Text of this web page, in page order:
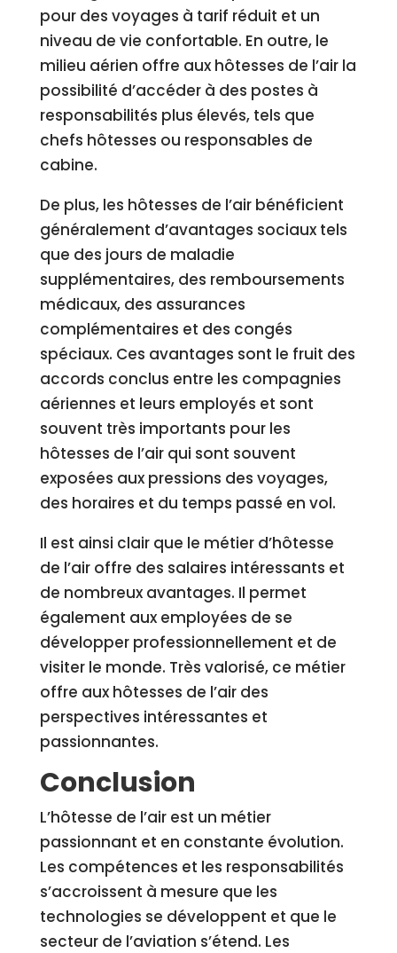
pour des voyages à tarif réduit et un
niveau de vie confortable. En outre, le
milieu aérien offre aux hôtesses de l’air la
possibilité d’accéder à des postes à
responsabilités plus élevés, tels que
chefs hôtesses ou responsables de
cabine.
De plus, les hôtesses de l’air bénéficient
généralement d’avantages sociaux tels
que des jours de maladie
supplémentaires, des remboursements
médicaux, des assurances
complémentaires et des congés
spéciaux. Ces avantages sont le fruit des
accords conclus entre les compagnies
aériennes et leurs employés et sont
souvent très importants pour les
hôtesses de l’air qui sont souvent
exposées aux pressions des voyages,
des horaires et du temps passé en vol.
Il est ainsi clair que le métier d’hôtesse
de l’air offre des salaires intéressants et
de nombreux avantages. Il permet
également aux employées de se
développer professionnellement et de
visiter le monde. Très valorisé, ce métier
offre aux hôtesses de l’air des
perspectives intéressantes et
passionnantes.
Conclusion
L’hôtesse de l’air est un métier
passionnant et en constante évolution.
Les compétences et les responsabilités
s’accroissent à mesure que les
technologies se développent et que le
secteur de l’aviation s’étend. Les